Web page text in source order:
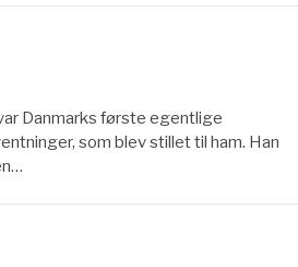
Danmarks første egentlige
som blev stillet til ham. Han